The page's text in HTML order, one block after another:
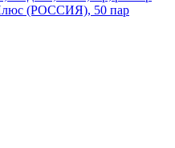
(РОССИЯ), 50 пар